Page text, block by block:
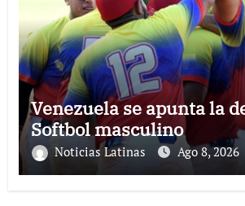
Venezuela se apunta la
Softbol masculino
Noticias Latinas Ago 8, 2026